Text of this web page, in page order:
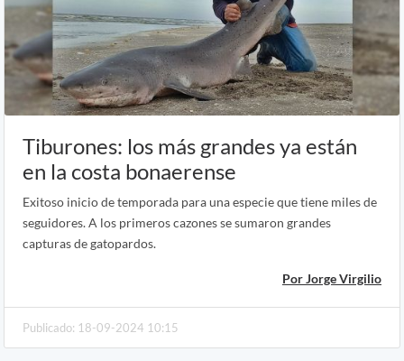
Tiburones: los más grandes ya están
en la costa bonaerense
Exitoso inicio de temporada para una especie que tiene miles de
seguidores. A los primeros cazones se sumaron grandes
capturas de gatopardos.
Por Jorge Virgilio
Publicado: 18-09-2024 10:15